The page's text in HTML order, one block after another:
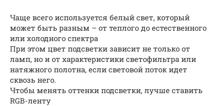
Чаще всего используется белый свет, который
может быть разным – от теплого до естественного
или холодного спектра
При этом цвет подсветки зависит не только от
ламп, но и от характеристики светофильтра или
натяжного полотна, если световой поток идет
сквозь него.
Чтобы менять оттенки подсветки, лучше ставить
RGB-ленту